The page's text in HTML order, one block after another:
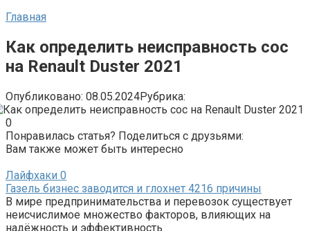
Главная
Как определить неисправность сос
на Renault Duster 2021
Опубликовано: 08.05.2024Рубрика:
0
Понравилась статья? Поделиться с друзьями:
Вам также может быть интересно
Лайфхаки 0
Газель бизнес заводится и глохнет 4216 причины
В мире предпринимательства и перевозок существует
неисчислимое множество факторов, влияющих на
надёжность и эффективность